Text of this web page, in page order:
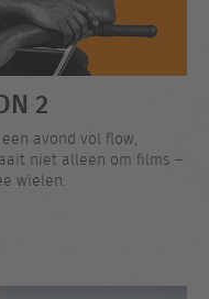
2
avond vol flow,
niet alleen om films –
wielen.